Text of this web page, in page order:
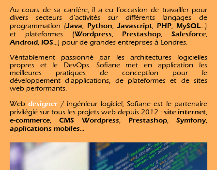
Au cours de sa carrière, il a eu l’occasion de travailler pour
divers secteurs d'activités sur différents langages de
programmation (Java, Python,Javascript, PHP, MySQL...)
et plateformes (Wordpress, Prestashop, Salesforce,
Android, IOS...) pour de grandes entreprises à Londres.
Véritablement passionné par les architectures logicielles
propres et le DevOps. Sofiane met en application les
meilleures pratiques de conception pour le
développement d'applications, de plateformes et de sites
web performants.
Webdesigner / ingénieur logiciel, Sofiane est le partenaire
privilégié sur tous les projets web depuis 2012 : site internet,
e-commerce, CMS Wordpress, Prestashop, Symfony,
applications mobiles...